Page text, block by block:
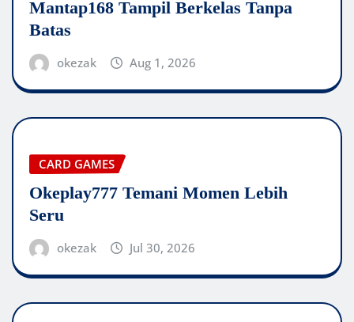
Mantap168 Tampil Berkelas Tanpa
Batas
okezak Aug 1, 2026
CARD GAMES
Okeplay777 Temani Momen Lebih
Seru
okezak Jul 30, 2026